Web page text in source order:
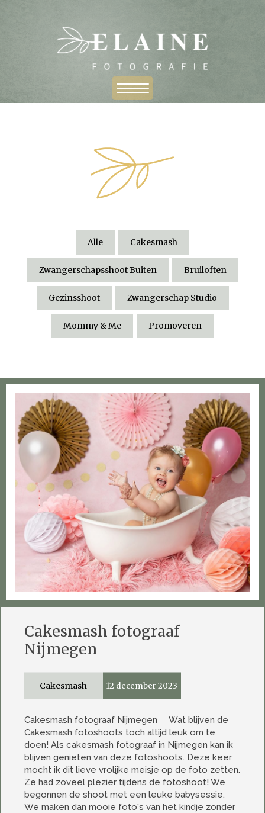
Alle Cakesmash
Zwangerschapsshoot Buiten Bruiloften
Gezinsshoot Zwangerschap Studio
Mommy & Me Promoveren
Cakesmash fotograaf
Nijmegen
12 december 2023
Cakesmash
Cakesmash fotograaf Nijmegen Wat blijven de
Cakesmash fotoshoots toch altijd leuk om te
doen! Als cakesmash fotograaf in Nijmegen kan ik
blijven genieten van deze fotoshoots. Deze keer
mocht ik dit lieve vrolijke meisje op de foto zetten.
Ze had zoveel plezier tijdens de fotoshoot! We
begonnen de shoot met een leuke babysessie.
We maken dan mooie foto's van het kindje zonder